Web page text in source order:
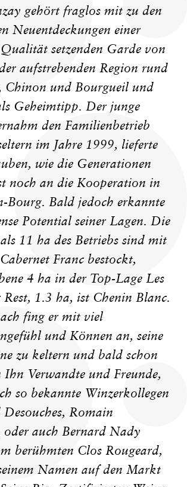
gehört fraglos mit zu den
Neuentdeckungen einer
setzenden Garde von
aufstrebenden Region rund
Chinon und Bourgueil und
Geheimtipp. Der junge
den Familienbetrieb
im Jahre 1999, lieferte
wie die Generationen
noch an die Kooperation in
Bourg. Bald jedoch erkannte
Potential seiner Lagen. Die
11 ha des Betriebs sind mit
Franc bestockt,
4 ha in der Top-Lage Les
Rest, 1.3 ha, ist Chenin Blanc.
fing er mit viel
und Können an, seine
zu keltern und bald schon
Ihn Verwandte und Freunde,
so bekannte Winzerkollegen
Romain
oder auch Bernard Nady
berühmten Clos Rougeard,
Namen auf den Markt